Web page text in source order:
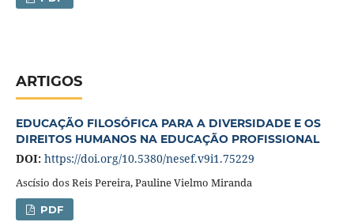
ARTIGOS
EDUCAÇÃO FILOSÓFICA PARA A DIVERSIDADE E OS
DIREITOS HUMANOS NA EDUCAÇÃO PROFISSIONAL
DOI: https://doi.org/10.5380/nesef.v9i1.75229
Ascísio dos Reis Pereira, Pauline Vielmo Miranda
PDF